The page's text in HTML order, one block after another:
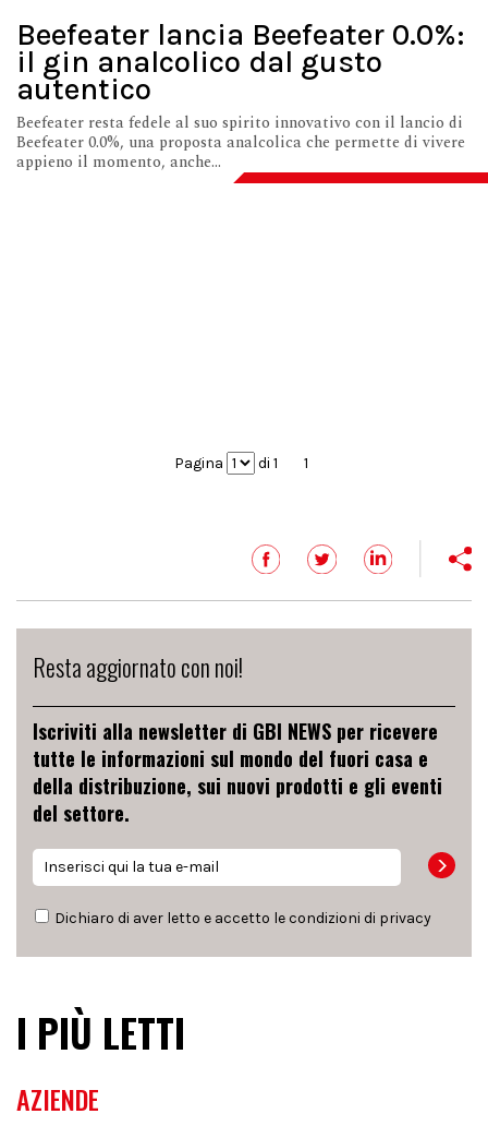
Beefeater lancia Beefeater 0.0%:
il gin analcolico dal gusto
autentico
Beefeater resta fedele al suo spirito innovativo con il lancio di
Beefeater 0.0%, una proposta analcolica che permette di vivere
appieno il momento, anche...
Pagina di 1 1
Resta aggiornato con noi!
Iscriviti alla newsletter di GBI NEWS per ricevere
tutte le informazioni sul mondo del fuori casa e
della distribuzione, sui nuovi prodotti e gli eventi
del settore.
Dichiaro di aver letto e accetto le condizioni di privacy
I PIÙ LETTI
AZIENDE